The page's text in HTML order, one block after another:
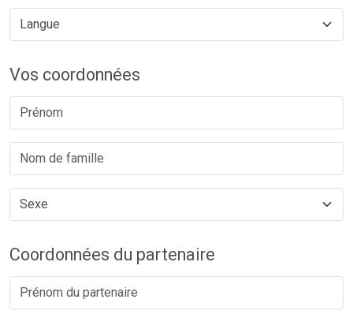
Vos coordonnées
Coordonnées du partenaire